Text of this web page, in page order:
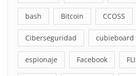
bash Bitcoin CCOSS
Ciberseguridad cubieboard
espionaje Facebook